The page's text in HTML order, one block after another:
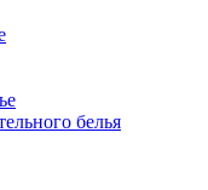
белья